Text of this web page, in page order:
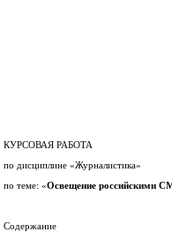
КУРСОВАЯ РАБОТА
по дисциплине «Журналистика»
по теме: «Освещение российскими
Содержание